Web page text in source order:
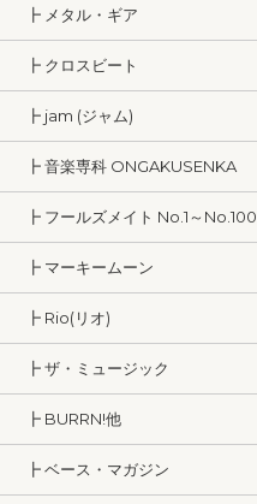
┣ メタル・ギア
┣ クロスビート
┣ jam (ジャム)
┣ 音楽専科 ONGAKUSENKA
┣ フールズメイト No.1～No.100
┣ マーキームーン
┣ Rio(リオ)
┣ ザ・ミュージック
┣ BURRN!他
┣ ベース・マガジン